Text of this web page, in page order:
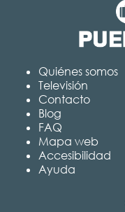
Quiénes somos
Televisión
Contacto
Blog
FAQ
Mapa web
Accesibilidad
Ayuda